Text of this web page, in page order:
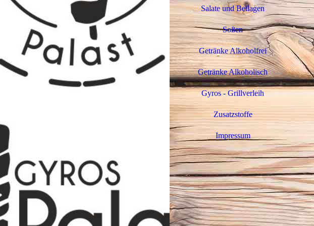
Salate und Beilagen
Soßen
Getränke Alkoholfrei
Getränke Alkoholisch
Gyros - Grillverleih
Zusatzstoffe
Impressum